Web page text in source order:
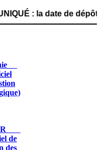
: la date de
de
des